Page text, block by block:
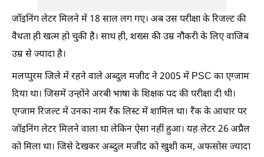
जॉइनिंग लेटर मिलने में 18 साल लग गए। अब उस परीक्षा के रिजल्ट की
वैधता ही खत्म हो चुकी है। साथ ही, शख्स की उम्र नौकरी के लिए वाजिब
उम्र से ज्यादा है।
मलप्पुरम जिले में रहने वाले अब्दुल मजीद ने 2005 में PSC का एग्जाम
दिया था। जिसमें उन्होंने अरबी भाषा के शिक्षक पद की परीक्षा दी थी।
एग्जाम रिजल्ट में उनका नाम रैंक लिस्ट में शामिल था। रैंक के आधार पर
जॉइनिंग लेटर मिलने वाला था लेकिन ऐसा नहीं हुआ। यह लेटर 26 अप्रैल
को मिला था। जिसे देखकर अब्दुल मजीद को खुशी कम, अफसोस ज्यादा